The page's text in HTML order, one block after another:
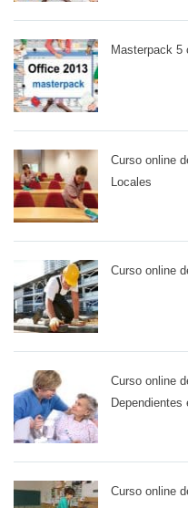
Masterpack 5
Curso online
Locales
Curso online
Curso online
Curso online